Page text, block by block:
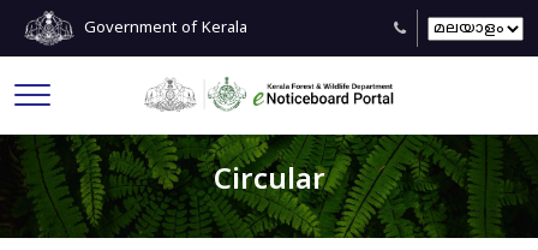
Government of Kerala
Circular